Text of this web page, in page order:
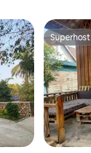
Superhost
Superhost